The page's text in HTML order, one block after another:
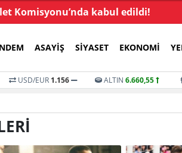
Komisyonu’nda kabul edildi!
ASAYIŞ SIYASET EKONOMI
USD/EUR 1.156 ALTIN 6.660,55